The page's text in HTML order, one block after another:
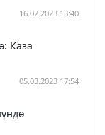
16.02.2023 13:40
Каза
05.03.2023 17:54